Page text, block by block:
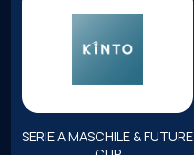
SERIE A MASCHILE & FUTURE